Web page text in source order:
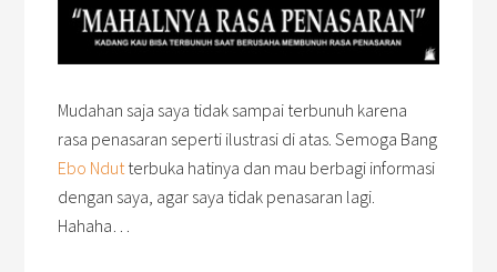
Mudahan saja saya tidak sampai terbunuh karena
rasa penasaran seperti ilustrasi di atas. Semoga Bang
Ebo Ndut terbuka hatinya dan mau berbagi informasi
dengan saya, agar saya tidak penasaran lagi.
Hahaha…